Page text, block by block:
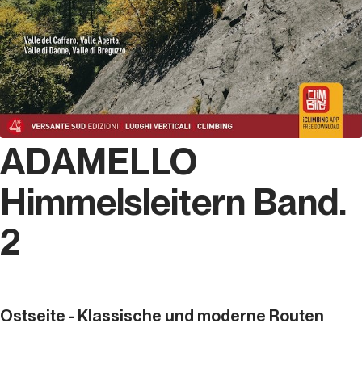
ADAMELLO
Himmelsleitern Band.
2
Ostseite - Klassische und moderne Routen